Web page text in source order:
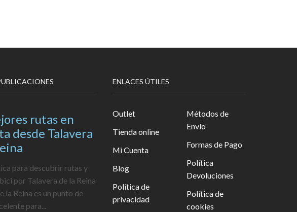
rutas en
desde Talavera
para descubrir rutas y
por Talavera de la Reina
la Reina es un punto de
para...
ENLACES ÚTILES
Outlet
Tienda online
Mi Cuenta
Blog
Política de
privacidad
Métodos de
Envío
Formas de Pago
Política
Devoluciones
Política de
cookies